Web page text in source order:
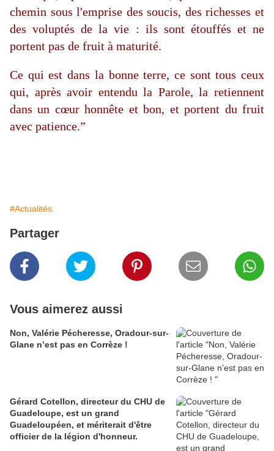
chemin sous l'emprise des soucis, des richesses et
des voluptés de la vie : ils sont étouffés et ne
portent pas de fruit à maturité.
Ce qui est dans la bonne terre, ce sont tous ceux
qui, après avoir entendu la Parole, la retiennent
dans un cœur honnête et bon, et portent du fruit
avec patience.”
#Actualités.
Partager
Vous aimerez aussi
Non, Valérie Pécheresse, Oradour-sur-
Glane n’est pas en Corrèze !
Gérard Cotellon, directeur du CHU de
Guadeloupe, est un grand
Guadeloupéen, et mériterait d'être
officier de la légion d'honneur.